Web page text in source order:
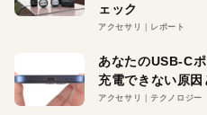
ェック
アクセサリ レポート
あなたのUSB-C
充電できない原
アクセサリ テクノロジー